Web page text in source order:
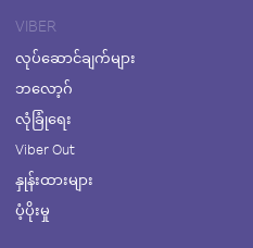
VIBER
လုပ်ဆောင်ချက်များ
ဘလော့ဂ်
လုံခြုံရေး
Viber Out
နှုန်းထားများ
ပံ့ပိုးမှု